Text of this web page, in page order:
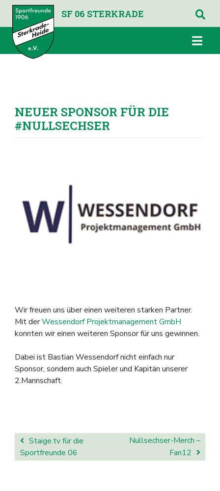
SF 06 STERKRADE
NEUER SPONSOR FÜR DIE
#NULLSECHSER
Wir freuen uns über einen weiteren starken Partner.
Mit derWessendorf Projektmanagement GmbH
konnten wir einen weiteren Sponsor für uns gewinnen.
Dabei ist Bastian Wessendorf nicht einfach nur
Sponsor, sondern auch Spieler und Kapitän unserer
2.Mannschaft.
BEITRAGSNAVIGATION
Staige.tv für die
Sportfreunde 06
Nullsechser-Merch –
Fan12